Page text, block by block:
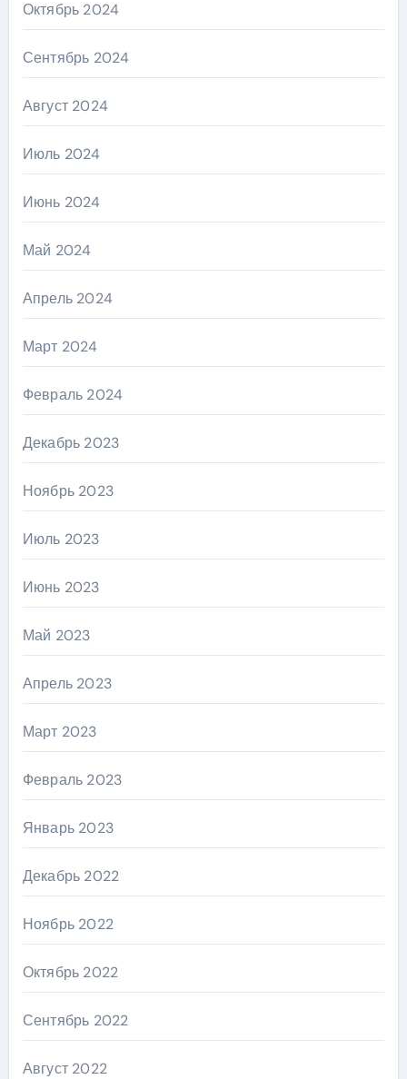
Октябрь 2024
Сентябрь 2024
Август 2024
Июль 2024
Июнь 2024
Май 2024
Апрель 2024
Март 2024
Февраль 2024
Декабрь 2023
Ноябрь 2023
Июль 2023
Июнь 2023
Май 2023
Апрель 2023
Март 2023
Февраль 2023
Январь 2023
Декабрь 2022
Ноябрь 2022
Октябрь 2022
Сентябрь 2022
Август 2022